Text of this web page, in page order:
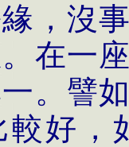
，沒
在一
。譬
較好，